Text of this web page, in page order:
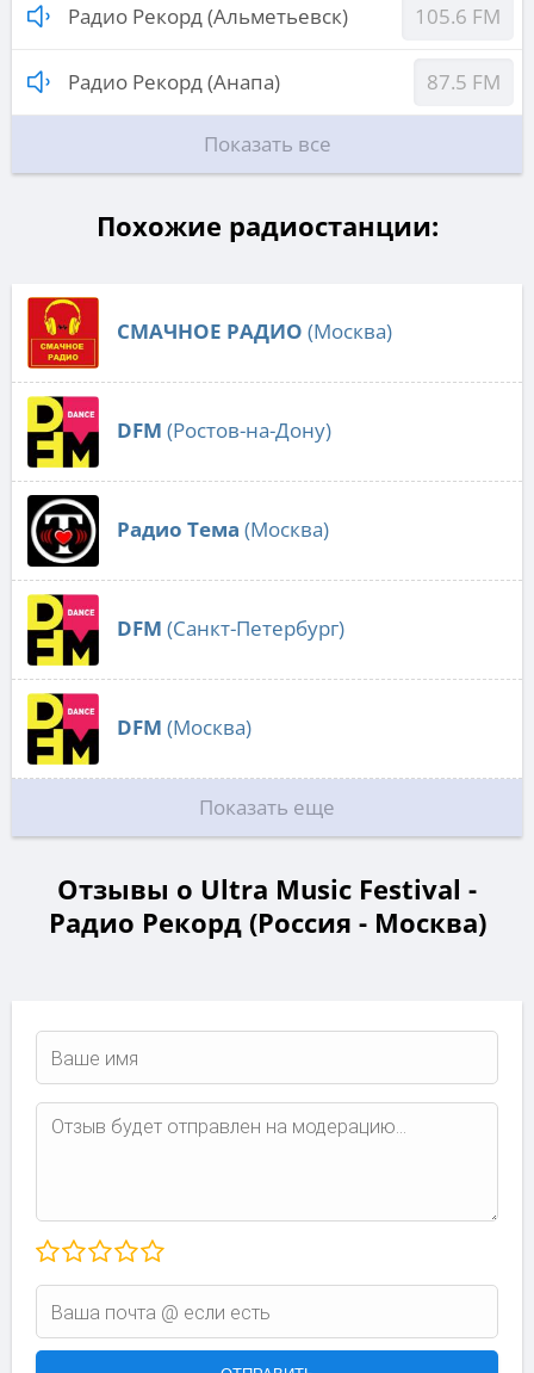
Радио Рекорд (Альметьевск) 105.6 FM
Радио Рекорд (Анапа) 87.5 FM
Показать все
Похожие радиостанции:
СМАЧНОЕ РАДИО (Москва)
DFM (Ростов-на-Дону)
Радио Тема (Москва)
DFM (Санкт-Петербург)
DFM (Москва)
Показать еще
Отзывы о Ultra Music Festival -
Радио Рекорд (Россия - Москва)